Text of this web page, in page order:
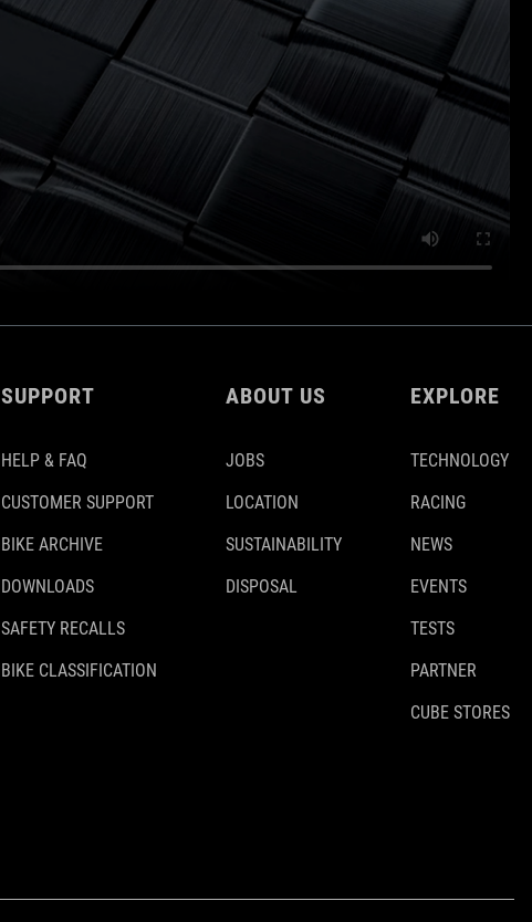
SUPPORT
HELP & FAQ
CUSTOMER SUPPORT
BIKE ARCHIVE
DOWNLOADS
SAFETY RECALLS
BIKE CLASSIFICATION
ABOUT US
JOBS
LOCATION
SUSTAINABILITY
DISPOSAL
EXPLORE
TECHNOLOGY
RACING
NEWS
EVENTS
TESTS
PARTNER
CUBE STORES